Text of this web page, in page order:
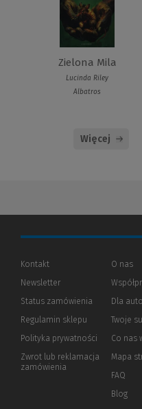
Zielona Mila
Lucinda Riley
Albatros
Więcej
Kontakt
Newsletter
Status zamówienia
Regulamin sklepu
Polityka prywatności (Nowe
(Link
innej
Zwrot lub reklamacja
zamówienia
O nas
Dla
Twoje
Co nas
Mapa
FAQ
Blog